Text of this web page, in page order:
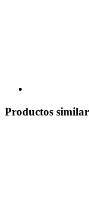
Productos